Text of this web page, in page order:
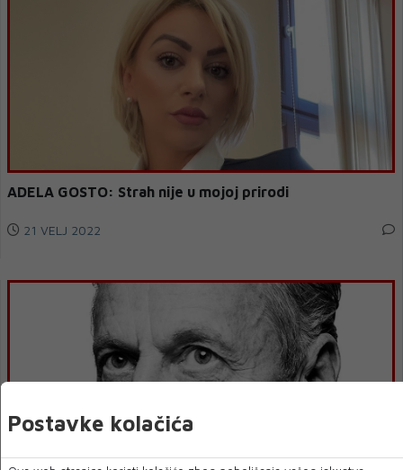
ADELA GOSTO: Strah nije u mojoj prirodi
21 VELJ 2022
Postavke kolačića